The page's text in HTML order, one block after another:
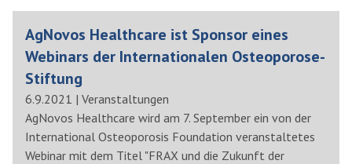
AgNovos Healthcare ist Sponsor eines
Webinars der Internationalen Osteoporose-
Stiftung
6.9.2021 | Veranstaltungen
AgNovos Healthcare wird am 7. September ein von der
International Osteoporosis Foundation veranstaltetes
Webinar mit dem Titel "FRAX und die Zukunft der